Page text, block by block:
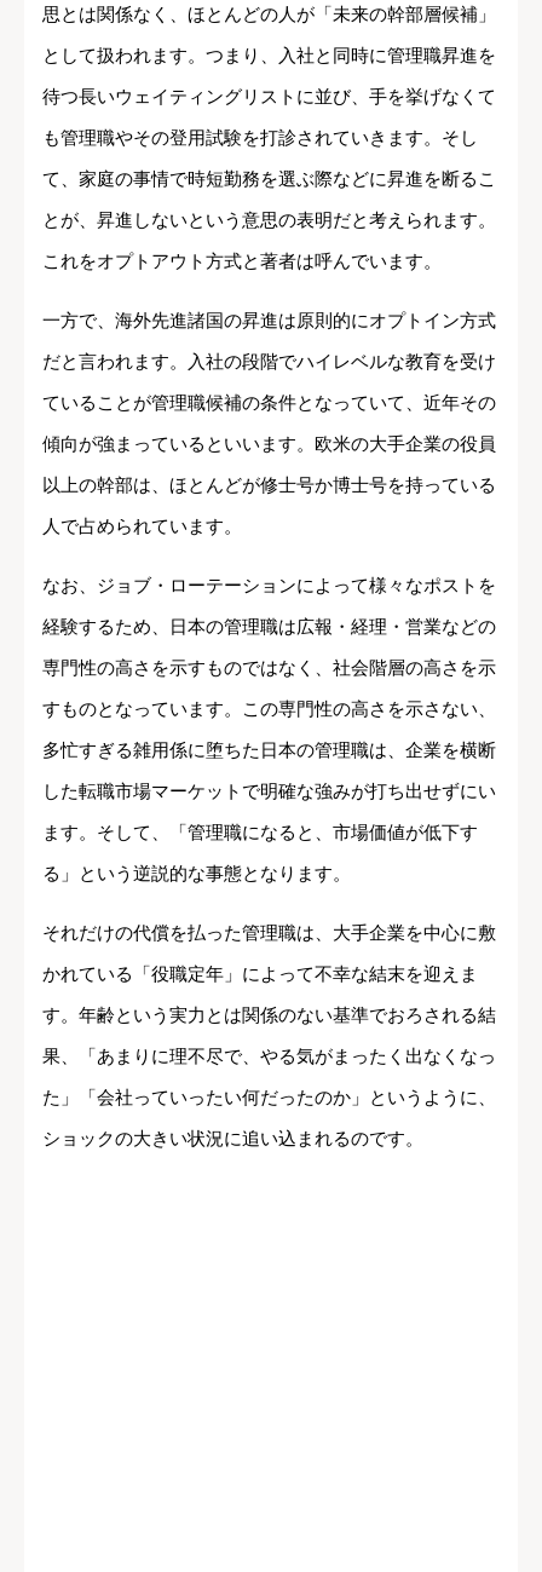
思とは関係なく、ほとんどの人が「未来の幹部層候補」
として扱われます。つまり、入社と同時に管理職昇進を
待つ長いウェイティングリストに並び、手を挙げなくて
も管理職やその登用試験を打診されていきます。そし
て、家庭の事情で時短勤務を選ぶ際などに昇進を断るこ
とが、昇進しないという意思の表明だと考えられます。
これをオプトアウト方式と著者は呼んでいます。
一方で、海外先進諸国の昇進は原則的にオプトイン方式
だと言われます。入社の段階でハイレベルな教育を受け
ていることが管理職候補の条件となっていて、近年その
傾向が強まっているといいます。欧米の大手企業の役員
以上の幹部は、ほとんどが修士号か博士号を持っている
人で占められています。
なお、ジョブ・ローテーションによって様々なポストを
経験するため、日本の管理職は広報・経理・営業などの
専門性の高さを示すものではなく、社会階層の高さを示
すものとなっています。この専門性の高さを示さない、
多忙すぎる雑用係に堕ちた日本の管理職は、企業を横断
した転職市場マーケットで明確な強みが打ち出せずにい
ます。そして、「管理職になると、市場価値が低下す
る」という逆説的な事態となります。
それだけの代償を払った管理職は、大手企業を中心に敷
かれている「役職定年」によって不幸な結末を迎えま
す。年齢という実力とは関係のない基準でおろされる結
果、「あまりに理不尽で、やる気がまったく出なくなっ
た」「会社っていったい何だったのか」というように、
ショックの大きい状況に追い込まれるのです。